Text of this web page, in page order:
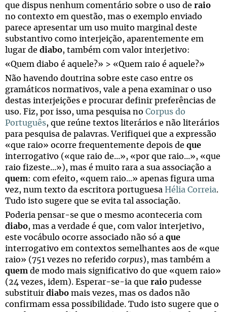
que dispus nenhum comentário sobre o uso de raio
no contexto em questão, mas o exemplo enviado
parece apresentar um uso muito marginal deste
substantivo como interjeição, aparentemente em
lugar de diabo, também com valor interjetivo:
«Quem diabo é aquele?» > «Quem raio é aquele?»
Não havendo doutrina sobre este caso entre os
gramáticos normativos, vale a pena examinar o uso
destas interjeições e procurar definir preferências de
uso. Fiz, por isso, uma pesquisa no Corpus do
Português, que reúne textos literários e não literários
para pesquisa de palavras. Verifiquei que a expressão
«que raio» ocorre frequentemente depois de que
interrogativo («que raio de...», «por que raio...», «que
raio fizeste...»), mas é muito rara a sua associação a
quem: com efeito, «quem raio...» apenas figura uma
vez, num texto da escritora portuguesa Hélia Correia.
Tudo isto sugere que se evita tal associação.
Poderia pensar-se que o mesmo aconteceria com
diabo, mas a verdade é que, com valor interjetivo,
este vocábulo ocorre associado não só a que
interrogativo em contextos semelhantes aos de «que
raio» (751 vezes no referido corpus), mas também a
quem de modo mais significativo do que «quem raio»
(24 vezes, idem). Esperar-se-ia que raio pudesse
substituir diabo mais vezes, mas os dados não
confirmam essa possibilidade. Tudo isto sugere que o